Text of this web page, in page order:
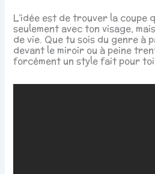
L’idée est de trouver la coupe
seulement avec ton visage,
de vie. Que tu sois du genre à
devant le miroir ou à peine
forcément un style fait pour toi.